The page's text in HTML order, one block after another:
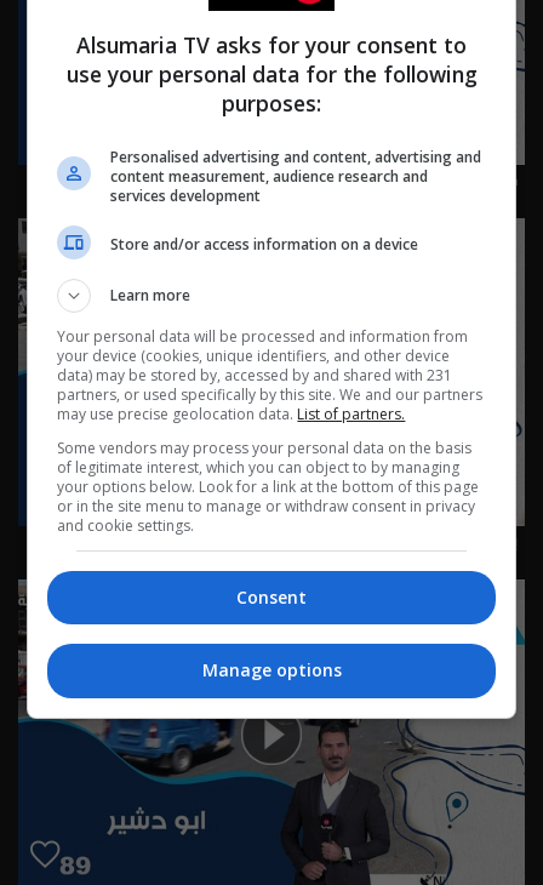
كربلاء: كرم لا ينتهي في طريق الحسين - ناس وناس م٩ -
Alsumaria TV asks for your consent to
use your personal data for the following
purposes:
Personalised advertising and content, advertising and
content measurement, audience research and
services development
Store and/or access information on a device
Learn more
Your personal data will be processed and information from
your device (cookies, unique identifiers, and other device
data) may be stored by, accessed by and shared with 231
partners, or used specifically by this site. We and our partners
may use precise geolocation data. List of partners.
Some vendors may process your personal data on the basis
of legitimate interest, which you can object to by managing
your options below. Look for a link at the bottom of this page
or in the site menu to manage or withdraw consent in privacy
and cookie settings.
Consent
Manage options